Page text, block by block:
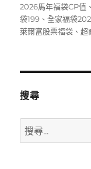
佈
日
期:
類
2026馬年福袋CP值
袋199 、全家福袋
萊爾富股票福袋 、超
搜尋
搜
尋